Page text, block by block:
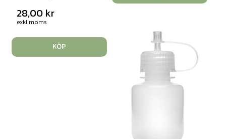
28,00 kr
exkl moms
KÖP